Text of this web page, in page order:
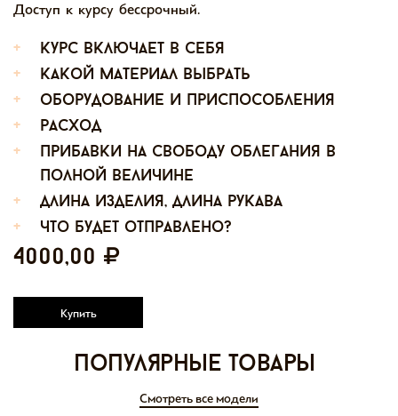
Доступ к курсу бессрочный.
+
курс включает в себя
+
какой материал выбрать
+
оборудование и приспособления
+
расход
+
прибавки на свободу облегания в
полной величине
+
длина изделия, длина рукава
+
что будет отправлено?
4000,00
Купить
Популярные товары
Смотреть все модели